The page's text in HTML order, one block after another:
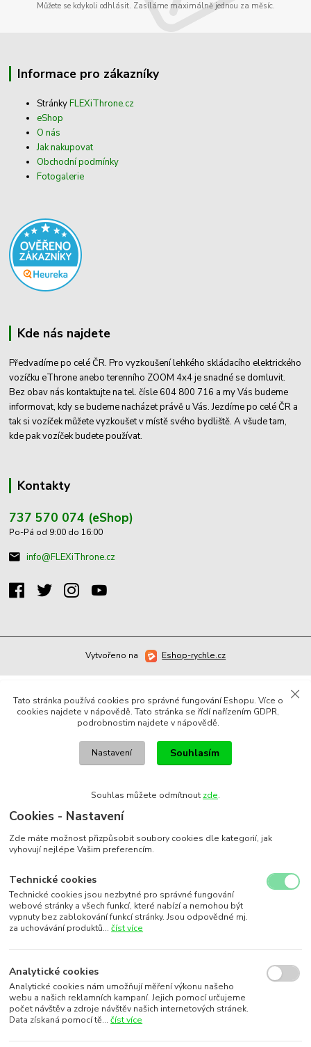
Můžete se kdykoli odhlásit. Zasíláme maximálně jednou za měsíc.
Informace pro zákazníky
StránkyFLEXiThrone.cz
eShop
O nás
Jak nakupovat
Obchodní podmínky
Fotogalerie
Kde nás najdete
Předvadíme po celé ČR. Pro vyzkoušení lehkého skládacího elektrického
vozíčku eThrone anebo terenního ZOOM 4x4 je snadné se domluvit.
Bez obav nás kontaktujte na tel. čísle 604 800 716 a my Vás budeme
informovat, kdy se budeme nacházet právě u Vás. Jezdíme po celé ČR a
tak si vozíček můžete vyzkoušet v místě svého bydliště. A všude tam,
kde pak vozíček budete používat.
Kontakty
737 570 074 (eShop)
Po-Pá od 9:00 do 16:00
info@FLEXiThrone.cz
Vytvořeno na Eshop-rychle.cz
Tato stránka používá cookies pro správné fungování Eshopu. Více o
cookies najdete v nápovědě. Tato stránka se řídí nařízením GDPR,
podrobnostim najdete v nápovědě.
Nastavení Souhlasím
Souhlas můžete odmítnout zde.
Cookies - Nastavení
Zde máte možnost přizpůsobit soubory cookies dle kategorií, jak
vyhovují nejlépe Vašim preferencím.
Technické cookies
Technické cookies jsou nezbytné pro správné fungování
webové stránky a všech funkcí, které nabízí a nemohou být
vypnuty bez zablokování funkcí stránky. Jsou odpovědné mj.
za uchovávání produktů...číst více
Analytické cookies
Analytické cookies nám umožňují měření výkonu našeho
webu a našich reklamních kampaní. Jejich pomocí určujeme
počet návštěv a zdroje návštěv našich internetových stránek.
Data získaná pomocí tě...číst více